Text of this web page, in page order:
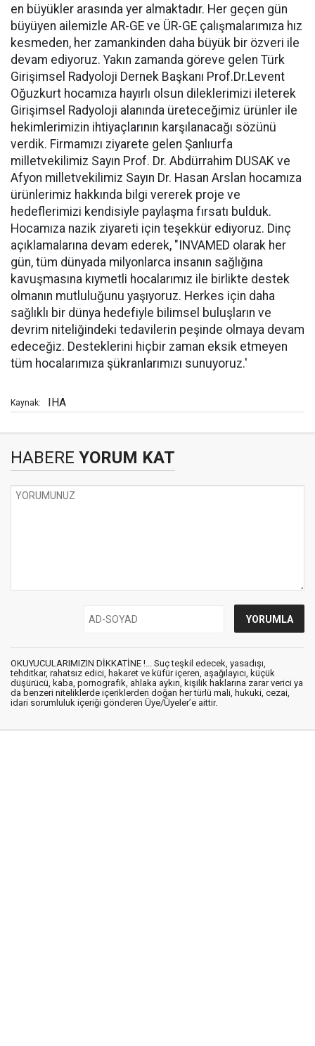
en büyükler arasında yer almaktadır. Her geçen gün
büyüyen ailemizle AR-GE ve ÜR-GE çalışmalarımıza hız
kesmeden, her zamankinden daha büyük bir özveri ile
devam ediyoruz. Yakın zamanda göreve gelen Türk
Girişimsel Radyoloji Dernek Başkanı Prof.Dr.Levent
Oğuzkurt hocamıza hayırlı olsun dileklerimizi ileterek
Girişimsel Radyoloji alanında üreteceğimiz ürünler ile
hekimlerimizin ihtiyaçlarının karşılanacağı sözünü
verdik. Firmamızı ziyarete gelen Şanlıurfa
milletvekilimiz Sayın Prof. Dr. Abdürrahim DUSAK ve
Afyon milletvekilimiz Sayın Dr. Hasan Arslan hocamıza
ürünlerimiz hakkında bilgi vererek proje ve
hedeflerimizi kendisiyle paylaşma fırsatı bulduk.
Hocamıza nazik ziyareti için teşekkür ediyoruz. Dinç
açıklamalarına devam ederek, "INVAMED olarak her
gün, tüm dünyada milyonlarca insanın sağlığına
kavuşmasına kıymetli hocalarımız ile birlikte destek
olmanın mutluluğunu yaşıyoruz. Herkes için daha
sağlıklı bir dünya hedefiyle bilimsel buluşların ve
devrim niteliğindeki tedavilerin peşinde olmaya devam
edeceğiz. Desteklerini hiçbir zaman eksik etmeyen
tüm hocalarımıza şükranlarımızı sunuyoruz.'
Kaynak: IHA
HABERE YORUM KAT
OKUYUCULARIMIZIN DİKKATİNE !... Suç teşkil edecek, yasadışı,
tehditkar, rahatsız edici, hakaret ve küfür içeren, aşağılayıcı, küçük
düşürücü, kaba, pornografik, ahlaka aykırı, kişilik haklarına zarar verici ya
da benzeri niteliklerde içeriklerden doğan her türlü mali, hukuki, cezai,
idari sorumluluk içeriği gönderen Üye/Üyeler’e aittir.